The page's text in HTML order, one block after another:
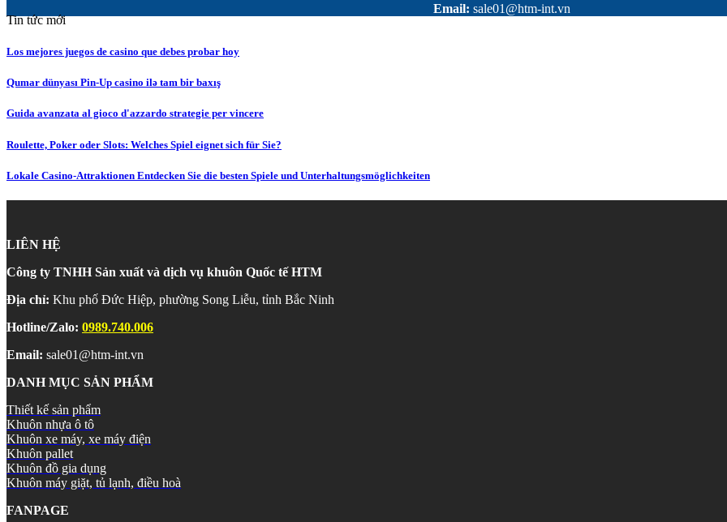
Email: sale01@htm-int.vn
Tin tức mới
Los mejores juegos de casino que debes probar hoy
Qumar dünyası Pin-Up casino ilə tam bir baxış
Guida avanzata al gioco d'azzardo strategie per vincere
Roulette, Poker oder Slots: Welches Spiel eignet sich für Sie?
Lokale Casino-Attraktionen Entdecken Sie die besten Spiele und Unterhaltungsmöglichkeiten
LIÊN HỆ
Công ty TNHH Sản xuất và dịch vụ khuôn Quốc tế HTM
Địa chỉ: Khu phố Đức Hiệp, phường Song Liễu, tỉnh Bắc Ninh
Hotline/Zalo: 0989.740.006
Email: sale01@htm-int.vn
DANH MỤC SẢN PHẨM
Thiết kế sản phẩm
Khuôn nhựa ô tô
Khuôn xe máy, xe máy điện
Khuôn pallet
Khuôn đồ gia dụng
Khuôn máy giặt, tủ lạnh, điều hoà
FANPAGE